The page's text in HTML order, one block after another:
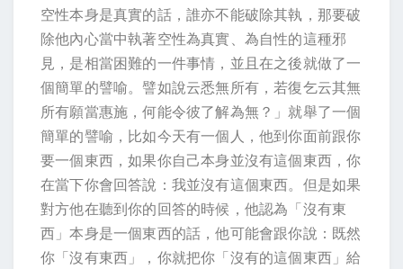
空性本身是真實的話，誰亦不能破除其執，那要破
除他內心當中執著空性為真實、為自性的這種邪
見，是相當困難的一件事情，並且在之後就做了一
個簡單的譬喻。譬如說云悉無所有，若復乞云其無
所有願當惠施，何能令彼了解為無？」就舉了一個
簡單的譬喻，比如今天有一個人，他到你面前跟你
要一個東西，如果你自己本身並沒有這個東西，你
在當下你會回答說：我並沒有這個東西。但是如果
對方他在聽到你的回答的時候，他認為「沒有東
西」本身是一個東西的話，他可能會跟你說：既然
你「沒有東西」，你就把你「沒有的這個東西」給